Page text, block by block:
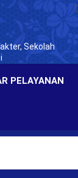
Sekolah
PELAYANAN